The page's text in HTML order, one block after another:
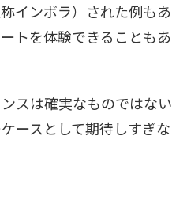
インボラ）された例もあ
トを体験できることもあ
スは確実なものではない
ースとして期待しすぎな